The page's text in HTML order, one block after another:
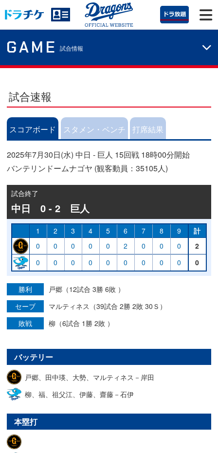
GAME 試合情報
試合速報
スコアボード スタメン・ベンチ 打席結果
2025年7月30日(水) 中日 - 巨人 15回戦 18時00分開始
バンテリンドームナゴヤ (観客動員：35105人)
試合終了
中日 0 - 2 巨人
1 2 3 4 5 6 7 8 9
計
0
0 0 0 0 2 0 0 0
2
0
0 0 0 0 0 0 0 0 0
勝利
戸郷（12試合 3勝 6敗 ）
セーブ
マルティネス（39試合 2勝 2敗 30Ｓ）
敗戦
柳（6試合 1勝 2敗 ）
バッテリー
戸郷、田中瑛、大勢、マルティネス－岸田
柳、福、祖父江、伊藤、齋藤－石伊
本塁打